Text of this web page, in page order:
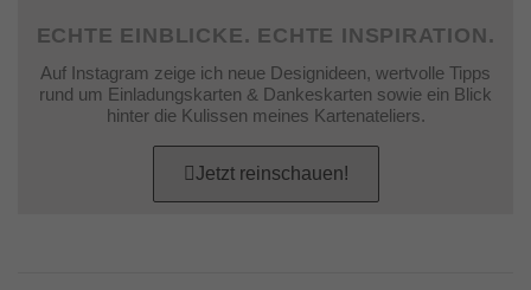
ECHTE EINBLICKE. ECHTE INSPIRATION.
Auf Instagram zeige ich neue Designideen, wertvolle Tipps
rund um Einladungskarten & Dankeskarten sowie ein Blick
hinter die Kulissen meines Kartenateliers.
Jetzt reinschauen!